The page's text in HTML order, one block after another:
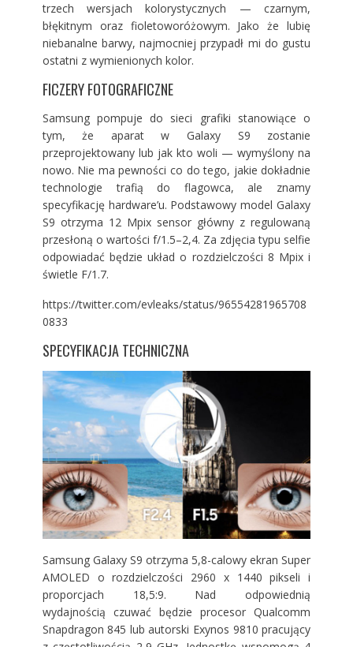
trzech wersjach kolorystycznych — czarnym,
błękitnym oraz fioletoworóżowym. Jako że lubię
niebanalne barwy, najmocniej przypadł mi do gustu
ostatni z wymienionych kolor.
FICZERY FOTOGRAFICZNE
Samsung pompuje do sieci grafiki stanowiące o
tym, że aparat w Galaxy S9 zostanie
przeprojektowany lub jak kto woli — wymyślony na
nowo. Nie ma pewności co do tego, jakie dokładnie
technologie trafią do flagowca, ale znamy
specyfikację hardware’u. Podstawowy model Galaxy
S9 otrzyma 12 Mpix sensor główny z regulowaną
przesłoną o wartości f/1.5–2,4. Za zdjęcia typu selfie
odpowiadać będzie układ o rozdzielczości 8 Mpix i
świetle F/1.7.
https://twitter.com/evleaks/status/96554281965708
0833
SPECYFIKACJA TECHNICZNA
Samsung Galaxy S9 otrzyma 5,8-calowy ekran Super
AMOLED o rozdzielczości 2960 x 1440 pikseli i
proporcjach 18,5:9. Nad odpowiednią
wydajnością czuwać będzie procesor Qualcomm
Snapdragon 845 lub autorski Exynos 9810 pracujący